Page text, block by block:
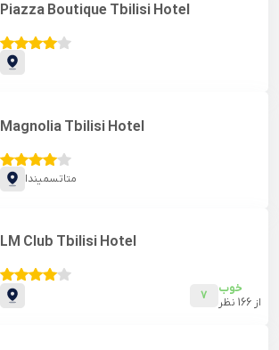
Piazza Boutique Tbilisi Hotel
Magnolia Tbilisi Hotel
متاتسمیندا
LM Club Tbilisi Hotel
7
خوب
از 166 نظر